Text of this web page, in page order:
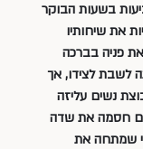
בשעות הבוקר
את שיחותיו
פניה בברכה
לשבת לצידו, אך
נשים עליזה
חסמה את שדה
שמתחה את